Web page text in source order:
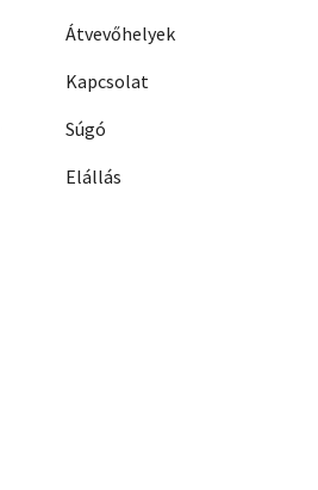
Átvevőhelyek
Kapcsolat
Súgó
Elállás